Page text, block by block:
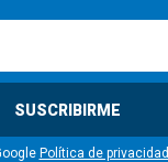
SUSCRIBIRME
Política de privacidad